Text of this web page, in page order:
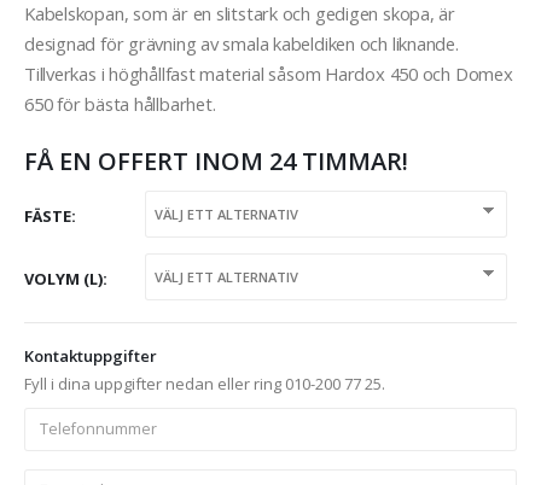
Kabelskopan, som är en slitstark och gedigen skopa, är
designad för grävning av smala kabeldiken och liknande.
Tillverkas i höghållfast material såsom Hardox 450 och Domex
650 för bästa hållbarhet.
FÅ EN OFFERT INOM 24 TIMMAR!
FÄSTE
VOLYM (L)
Kontaktuppgifter
Fyll i dina uppgifter nedan eller ring 010-200 77 25.